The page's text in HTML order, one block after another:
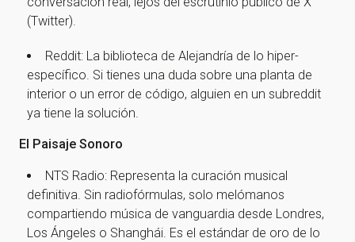
¡Gracias por suscribirte a
nuestra newsletter!
¡Gracias por suscribirte a nuestra newsletter!
Ir a la home
(Twitter).
Reddit: La biblioteca de Alejandría de lo hiper-
específico. Si tienes una duda sobre una planta de
interior o un error de código, alguien en un subreddit
ya tiene la solución.
El Paisaje Sonoro
NTS Radio: Representa la curación musical
definitiva. Sin radiofórmulas, solo melómanos
compartiendo música de vanguardia desde Londres,
Los Ángeles o Shanghái. Es el estándar de oro de lo